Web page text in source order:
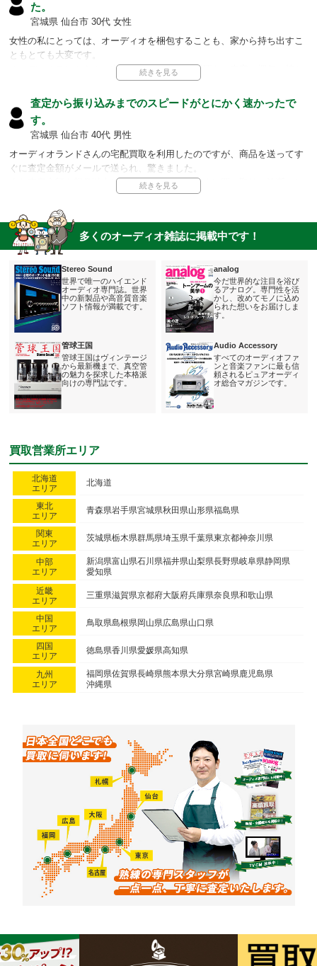
た。
宮城県 仙台市 30代 女性
女性の私にとっては、オーディオを梱包することも、家から持ち出すこ
ともとても大変です。
オーディオランドさんの出張買取は家まで訪問頂き、査定、梱包、持ち
出し、全て行って頂けてとても助かりました。
本当にただ家の中にいるだけでオーディオの買い取りができるなんて、
未だに驚きです。
担当者より
訪問、査定、梱包、持ち出し等、買い取りに関わる作業は全て私達
お客様がお手を煩わせることはありません。 全てお任せください。
査定から振り込みまでのスピードがとにかく速かったで
す。
宮城県 仙台市 40代 男性
オーディオランドさんの宅配買取を利用したのですが、商品を送ってす
ぐに査定金額がメールで送られ、驚きました。
また査定金額も想像以上に高額だったため、すぐに買い取りの決断をし
また査定が早いだけでなく、買い取りから振り込みまでも速かったで
す。
商品を送ってからお金を頂けるまでのスピードがとても速いため、すぐ
にお金が必要な方にも、自信をもっておすすめできます。
担当者より
査定、金額のご連絡、検品、最終査定、そしてお振込みまで、迅速
に対応します。
すぐにお金が必要な方も、ぜひ我々にご相談ください。
多くのオーディオ雑誌に掲載中です！
Stereo Sound
世界で唯一のハイエンド
オーディオ専門誌。世界
中の新製品や高音質音楽
ソフト情報が満載です。
analog
今だ世界的な注目を浴び
るアナログ。専門性を活
かし、改めてモノに込め
られた想いをお届けしま
す。
管球王国
管球王国はヴィンテージ
から最新機まで、真空管
の魅力を探求した本格派
向けの専門誌です。
Audio Accessory
すべてのオーディオファ
ンと音楽ファンに最も信
頼されるピュアオーディ
オ総合マガジンです。
買取営業所エリア
北海道
エリア
北海道
東北
エリア
青森県岩手県宮城県秋田県山形県福島県
関東
エリア
茨城県栃木県群馬県埼玉県千葉県東京都神奈川県
中部
エリア
新潟県富山県石川県福井県山梨県長野県岐阜県静岡県
愛知県
近畿
エリア
三重県滋賀県京都府大阪府兵庫県奈良県和歌山県
中国
エリア
鳥取県島根県岡山県広島県山口県
四国
エリア
徳島県香川県愛媛県高知県
九州
エリア
福岡県佐賀県長崎県熊本県大分県宮崎県 鹿児島県
沖縄県